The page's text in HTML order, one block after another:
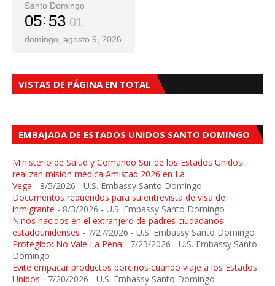
Santo Domingo
05 53 03
domingo, agosto 9, 2026
VISTAS DE PÁGINA EN TOTAL
EMBAJADA DE ESTADOS UNIDOS SANTO DOMINGO
Ministerio de Salud y Comando Sur de los Estados Unidos
realizan misión médica Amistad 2026 en La
Vega - 8/5/2026 - U.S. Embassy Santo Domingo
Documentos requeridos para su entrevista de visa de
inmigrante - 8/3/2026 - U.S. Embassy Santo Domingo
Niños nacidos en el extranjero de padres ciudadanos
estadounidenses - 7/27/2026 - U.S. Embassy Santo Domingo
Protegido: No Vale La Pena - 7/23/2026 - U.S. Embassy Santo
Domingo
Evite empacar productos porcinos cuando viaje a los Estados
Unidos - 7/20/2026 - U.S. Embassy Santo Domingo